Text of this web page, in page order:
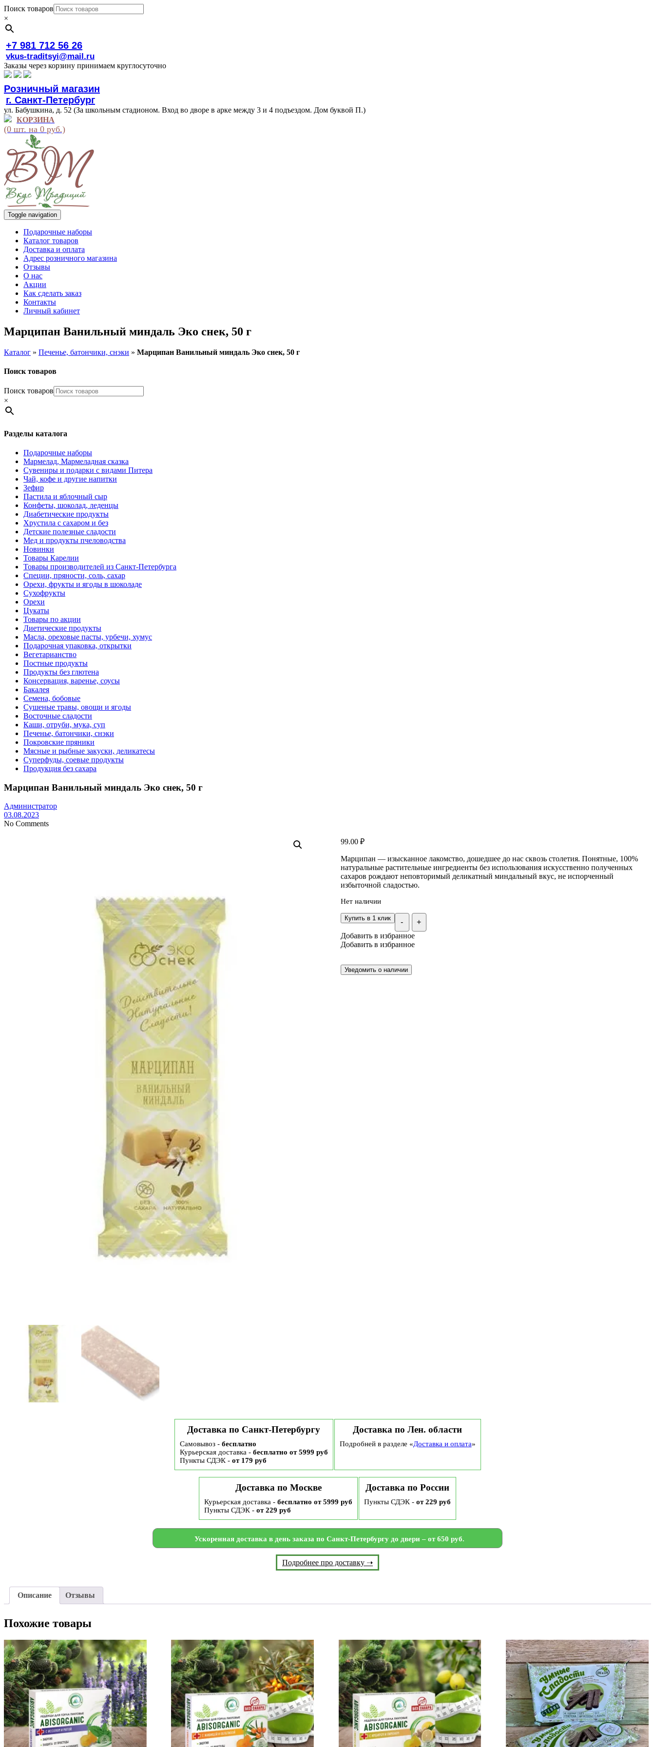
Поиск товаров
×
+7 981 712 56 26
vkus-traditsyi@mail.ru
Заказы через корзину принимаем круглосуточно
Розничный магазин
г. Санкт-Петербург
ул. Бабушкина, д. 52 (За школьным стадионом. Вход во дворе в арке между 3 и 4 подъездом. Дом буквой П.)
КОРЗИНА
(0 шт. на 0 руб.)
Toggle navigation
Подарочные наборы
Каталог товаров
Доставка и оплата
Адрес розничного магазина
Отзывы
О нас
Акции
Как сделать заказ
Контакты
Личный кабинет
Марципан Ванильный миндаль Эко снек, 50 г
Каталог » Печенье, батончики, снэки » Марципан Ванильный миндаль Эко снек, 50 г
Поиск товаров
Поиск товаров
×
Разделы каталога
Подарочные наборы
Мармелад, Мармеладная сказка
Сувениры и подарки с видами Питера
Чай, кофе и другие напитки
Зефир
Пастила и яблочный сыр
Конфеты, шоколад, леденцы
Диабетические продукты
Хрустила с сахаром и без
Детские полезные сладости
Мед и продукты пчеловодства
Новинки
Товары Карелии
Товары производителей из Санкт-Петербурга
Специи, пряности, соль, сахар
Орехи, фрукты и ягоды в шоколаде
Сухофрукты
Орехи
Цукаты
Товары по акции
Диетические продукты
Масла, ореховые пасты, урбечи, хумус
Подарочная упаковка, открытки
Вегетарианство
Постные продукты
Продукты без глютена
Консервация, варенье, соусы
Бакалея
Семена, бобовые
Сушеные травы, овощи и ягоды
Восточные сладости
Каши, отруби, мука, суп
Печенье, батончики, снэки
Покровские пряники
Мясные и рыбные закуски, деликатесы
Суперфуды, соевые продукты
Продукция без сахара
Марципан Ванильный миндаль Эко снек, 50 г
Администратор
03.08.2023
No Comments
99.00 ₽
Марципан — изысканное лакомство, дошедшее до нас сквозь столетия. Понятные, 100%
натуральные растительные ингредиенты без использования искусственно полученных
сахаров рождают неповторимый деликатный миндальный вкус, не испорченный
избыточной сладостью.
Нет наличии
- +
Купить в 1 клик
Добавить в избранное
Добавить в избранное
Доставка по Санкт-Петербургу
Самовывоз - бесплатно
Курьерская доставка - бесплатно от 5999 руб
Пункты СДЭК - от 179 руб
Доставка по Лен. области
Подробней в разделе «Доставка и оплата»
Доставка по Москве
Курьерская доставка - бесплатно от 5999 руб
Пункты СДЭК - от 229 руб
Доставка по России
Пункты СДЭК - от 229 руб
Ускоренная доставка в день заказа по Санкт-Петербургу до двери – от 650 руб.
Подробнее про доставку ➝
Описание Отзывы
Похожие товары